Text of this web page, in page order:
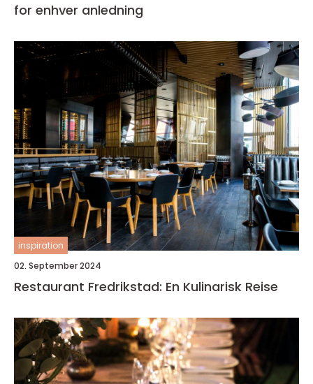
for enhver anledning
inspiration
02. September 2024
Restaurant Fredrikstad: En Kulinarisk Reise